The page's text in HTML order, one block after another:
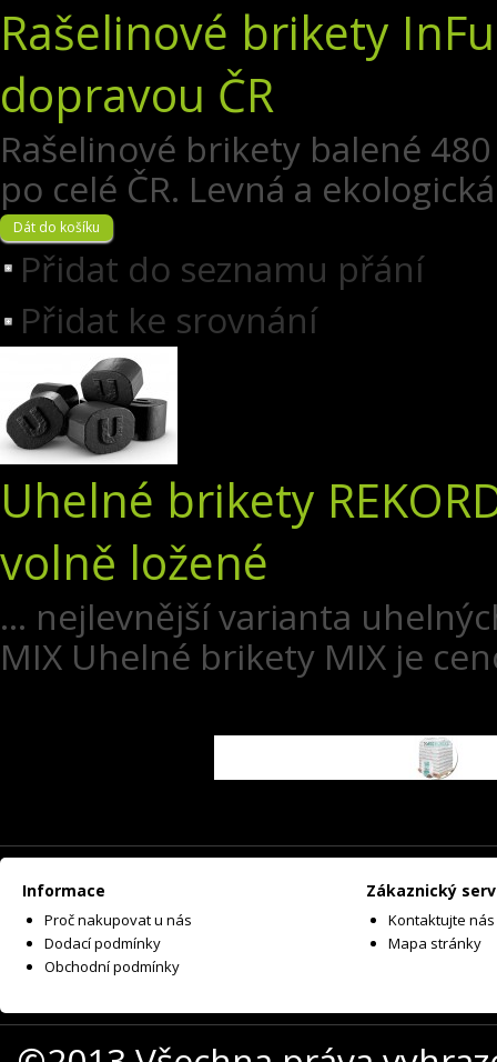
Rašelinové brikety
dopravou ČR
Rašelinové brikety balené
po celé ČR. Levná a
Přidat do seznamu přání
Přidat ke srovnání
Uhelné brikety
volně ložené
... nejlevnější varianta
MIX Uhelné brikety MIX je
Informace
Proč nakupovat u nás
Dodací podmínky
Obchodní podmínky
Zákaznický
Kontaktujte nás
Mapa stránky